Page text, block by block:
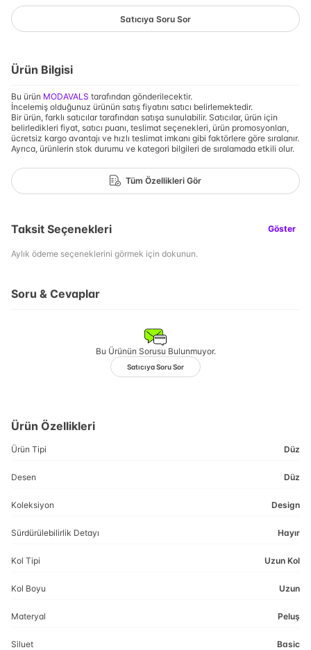
Satıcıya Soru Sor
Ürün Bilgisi
Bu ürün MODAVALS tarafından gönderilecektir.
İncelemiş olduğunuz ürünün satış fiyatını satıcı belirlemektedir.
Bir ürün, farklı satıcılar tarafından satışa sunulabilir. Satıcılar, ürün için
belirledikleri fiyat, satıcı puanı, teslimat seçenekleri, ürün promosyonları,
ücretsiz kargo avantajı ve hızlı teslimat imkanı gibi faktörlere göre sıralanır.
Ayrıca, ürünlerin stok durumu ve kategori bilgileri de sıralamada etkili olur.
Tüm Özellikleri Gör
Taksit Seçenekleri Göster
Aylık ödeme seçeneklerini görmek için dokunun.
Soru & Cevaplar
Bu Ürünün Sorusu Bulunmuyor.
Satıcıya Soru Sor
Ürün Özellikleri
Ürün Tipi Düz
Desen Düz
Koleksiyon Design
Sürdürülebilirlik Detayı Hayır
Kol Tipi Uzun Kol
Kol Boyu Uzun
Materyal Peluş
Siluet Basic